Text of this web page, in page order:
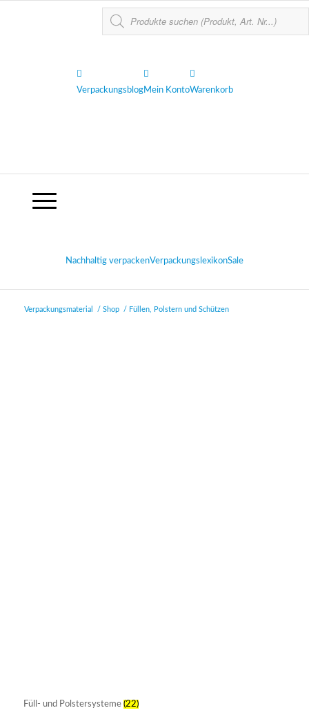
VerpackungsblogMein KontoWarenkorb
Nachhaltig verpackenVerpackungslexikonSale
Verpackungsmaterial / Shop / Füllen, Polstern und Schützen
Füll- und Polstersysteme (22)